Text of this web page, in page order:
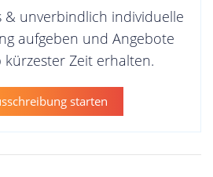
& unverbindlich individuelle
aufgeben und Angebote
Zeit erhalten.
starten